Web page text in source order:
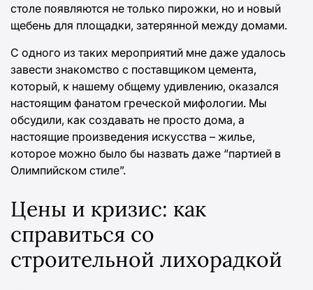
столе появляются не только пирожки, но и новый
щебень для площадки, затерянной между домами.
С одного из таких мероприятий мне даже удалось
завести знакомство с поставщиком цемента,
который, к нашему общему удивлению, оказался
настоящим фанатом греческой мифологии. Мы
обсудили, как создавать не просто дома, а
настоящие произведения искусства – жилье,
которое можно было бы назвать даже “партией в
Олимпийском стиле”.
Цены и кризис: как
справиться со
строительной лихорадкой